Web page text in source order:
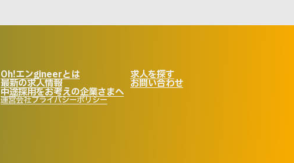
Oh!エンgineerとは 求人を探す
最新の求人情報 お問い合わせ
中途採用をお考えの企業さまへ
運営会社プライバシーポリシー